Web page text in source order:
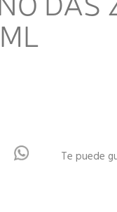
Te puede